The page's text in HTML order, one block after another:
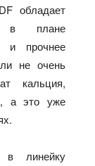
обладает
в плане
и прочнее
не очень
кальция,
а это уже
в линейку